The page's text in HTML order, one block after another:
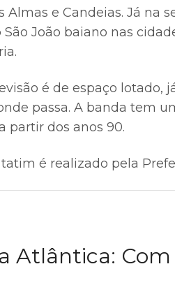
Almas e Candeias. Já na
João baiano nas
é de espaço lotado,
passa. A banda tem
partir dos anos 90.
é realizado pela
Atlântica: